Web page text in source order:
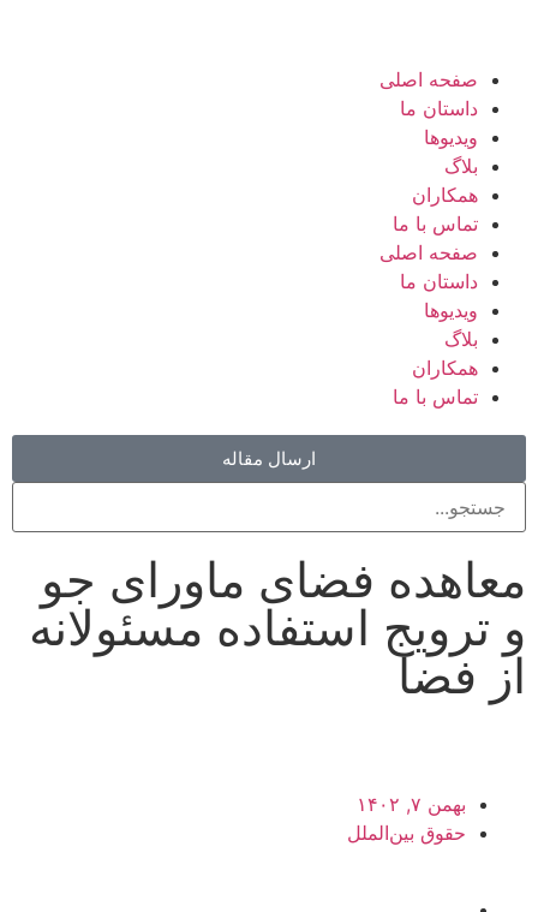
صفحه اصلی
داستان ما
ویدیوها
بلاگ
همکاران
تماس با ما
صفحه اصلی
داستان ما
ویدیوها
بلاگ
همکاران
تماس با ما
ارسال مقاله
معاهده فضای ماورای جو
و ترویج استفاده مسئولانه
از فضا
بهمن ۷, ۱۴۰۲
حقوق بین‌الملل